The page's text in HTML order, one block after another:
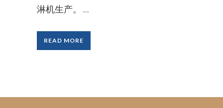
淋机生产。 ...
READ MORE